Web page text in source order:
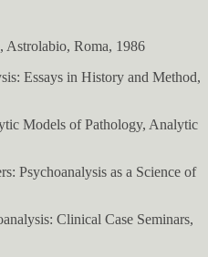
Astrolabio, Roma, 1986
Essays in History and Method,
Models of Pathology, Analytic
Psychoanalysis as a Science of
Clinical Case Seminars,